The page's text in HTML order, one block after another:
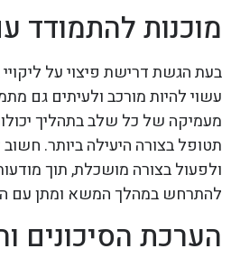
מוכנות להתמודד
בעת הגשת דרישת פיצוי על ליקויי
עשוי להיות מורכב ולעיתים גם
מעמיקה של כל שלב בתהליך
תטופל בצורה היעילה ביותר.
ולפעול בצורה מושכלת, תוך
להתרחש במהלך המשא ומתן עם
הערכת הסיכונים